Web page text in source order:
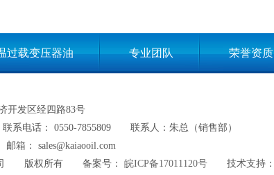
过载变压器油 专业团队 荣誉资质
开发区经四路83号
联系电话： 0550-7855809
联系人：朱总（销售部）
邮箱： sales@kaiaooil.com
版权所有 备案号： 皖ICP备17011120号 技术支持：